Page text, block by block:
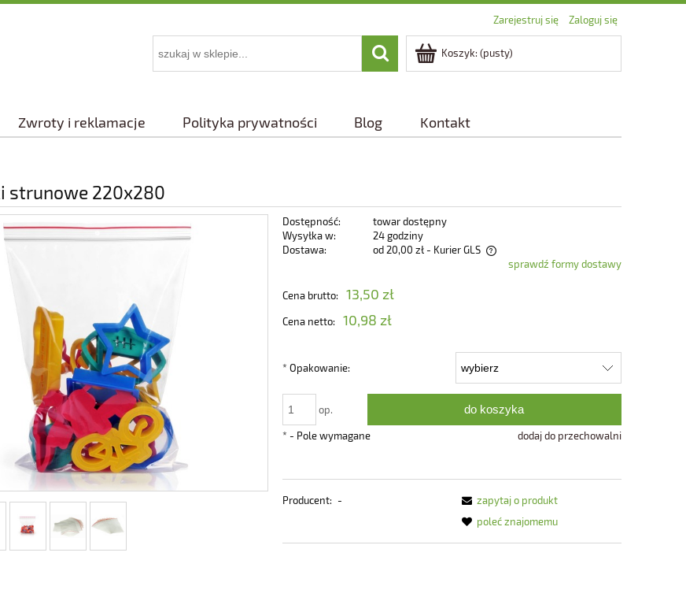
Zarejestruj się Zaloguj się
Koszyk: (pusty)
Zwroty i reklamacje Polityka prywatności Blog Kontakt
strunowe 220x280
Dostępność:
towar dostępny
Wysyłka w:
24 godziny
Dostawa:
od 20,00 zł - Kurier GLS
płatności
sprawdź formy dostawy
Cena brutto: 13,50 zł
Cena netto: 10,98 zł
* Opakowanie:
op. do koszyka
dodaj do przechowalni
* - Pole wymagane
Producent: -
zapytaj o produkt
poleć znajomemu